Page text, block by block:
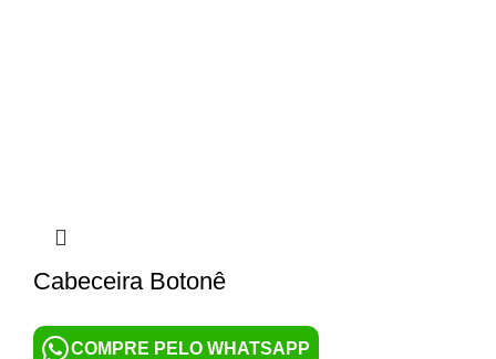
Cabeceira Botonê
COMPRE PELO WHATSAPP